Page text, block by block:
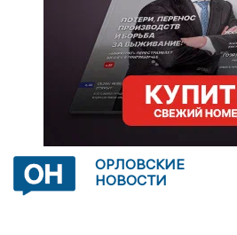
ОРЛОВСКИЕ
НОВОСТИ